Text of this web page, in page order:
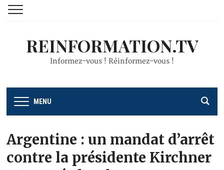
REINFORMATION.TV
Informez-vous ! Réinformez-vous !
MENU
Argentine : un mandat d’arrêt
contre la présidente Kirchner